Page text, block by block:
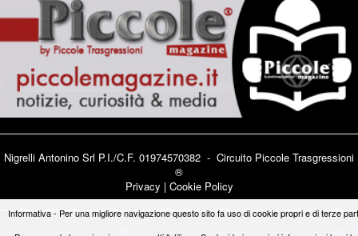
Nigrelli Antonino Srl P.I./C.F. 01974570382 - Circuito Piccole Trasgressioni
®
Privacy | Cookie Policy
Informativa - Per una migliore navigazione questo sito fa uso di cookie propri e di terze